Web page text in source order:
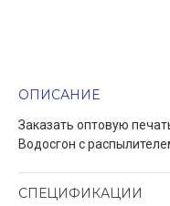
ОПИСАНИЕ
Заказать оптовую
Водосгон с
СПЕЦИФИКАЦИИ